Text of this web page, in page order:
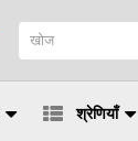
श्रेणियाँ